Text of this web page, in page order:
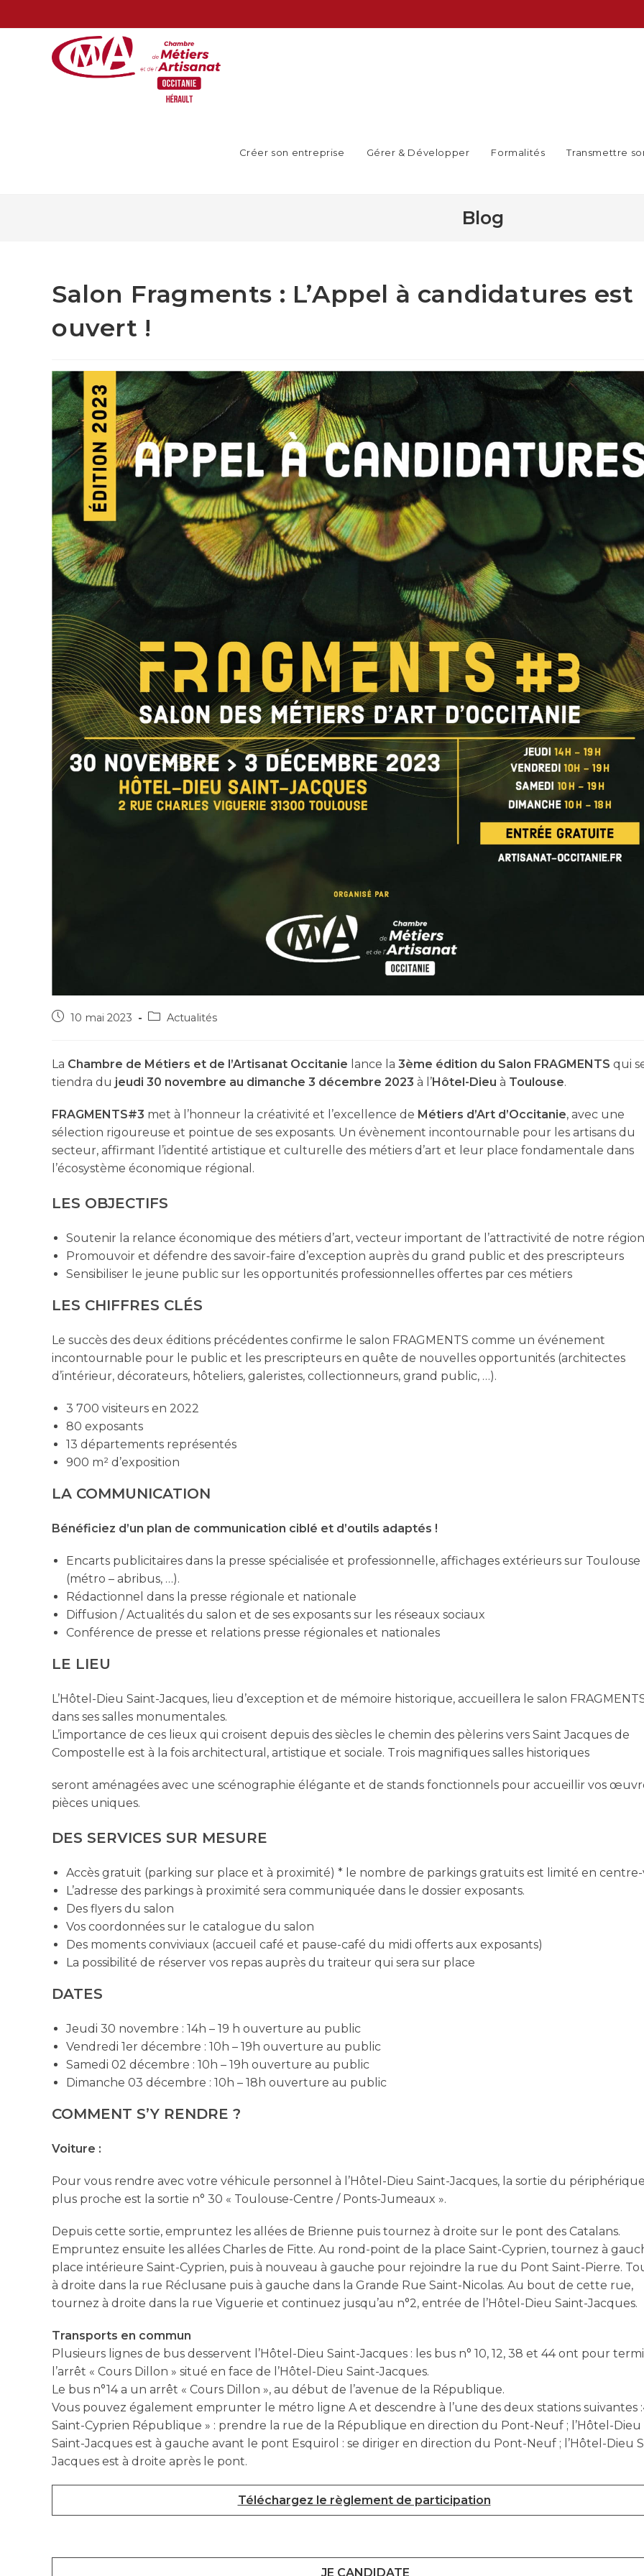
Créer son entreprise Gérer & Développer Formalités Transmettre
Blog
Salon Fragments : L’Appel à candidatures est
ouvert !
10 mai 2023 Actualités
La Chambre de Métiers et de l’Artisanat Occitanie lance la 3ème édition du Salon FRAGMENTS qui
tiendra du jeudi 30 novembre au dimanche 3 décembre 2023 à l’Hôtel-Dieu à Toulouse.
FRAGMENTS#3 met à l’honneur la créativité et l’excellence de Métiers d’Art d’Occitanie, avec une
sélection rigoureuse et pointue de ses exposants. Un évènement incontournable pour les artisans du
secteur, affirmant l’identité artistique et culturelle des métiers d’art et leur place fondamentale dans
l’écosystème économique régional.
LES OBJECTIFS
Soutenir la relance économique des métiers d’art, vecteur important de l’attractivité de notre région
Promouvoir et défendre des savoir-faire d’exception auprès du grand public et des prescripteurs
Sensibiliser le jeune public sur les opportunités professionnelles offertes par ces métiers
LES CHIFFRES CLÉS
Le succès des deux éditions précédentes confirme le salon FRAGMENTS comme un événement
incontournable pour le public et les prescripteurs en quête de nouvelles opportunités (architectes
d’intérieur, décorateurs, hôteliers, galeristes, collectionneurs, grand public, …).
3 700 visiteurs en 2022
80 exposants
13 départements représentés
900 m² d’exposition
LA COMMUNICATION
Bénéficiez d’un plan de communication ciblé et d’outils adaptés !
Encarts publicitaires dans la presse spécialisée et professionnelle, affichages extérieurs sur Toulouse
(métro – abribus, …).
Rédactionnel dans la presse régionale et nationale
Diffusion / Actualités du salon et de ses exposants sur les réseaux sociaux
Conférence de presse et relations presse régionales et nationales
LE LIEU
L’Hôtel-Dieu Saint-Jacques, lieu d’exception et de mémoire historique, accueillera le salon
dans ses salles monumentales.
L’importance de ces lieux qui croisent depuis des siècles le chemin des pèlerins vers Saint Jacques de
Compostelle est à la fois architectural, artistique et sociale. Trois magnifiques salles historiques
seront aménagées avec une scénographie élégante et de stands fonctionnels pour accueillir vos
pièces uniques.
DES SERVICES SUR MESURE
Accès gratuit (parking sur place et à proximité) * le nombre de parkings gratuits est limité en
L’adresse des parkings à proximité sera communiquée dans le dossier exposants.
Des flyers du salon
Vos coordonnées sur le catalogue du salon
Des moments conviviaux (accueil café et pause-café du midi offerts aux exposants)
La possibilité de réserver vos repas auprès du traiteur qui sera sur place
DATES
Jeudi 30 novembre : 14h – 19 h ouverture au public
Vendredi 1er décembre : 10h – 19h ouverture au public
Samedi 02 décembre : 10h – 19h ouverture au public
Dimanche 03 décembre : 10h – 18h ouverture au public
COMMENT S’Y RENDRE ?
Voiture :
Pour vous rendre avec votre véhicule personnel à l’Hôtel-Dieu Saint-Jacques, la sortie du
plus proche est la sortie n° 30 « Toulouse-Centre / Ponts-Jumeaux ».
Depuis cette sortie, empruntez les allées de Brienne puis tournez à droite sur le pont des Catalans.
Empruntez ensuite les allées Charles de Fitte. Au rond-point de la place Saint-Cyprien, tournez à
place intérieure Saint-Cyprien, puis à nouveau à gauche pour rejoindre la rue du Pont Saint-Pierre.
à droite dans la rue Réclusane puis à gauche dans la Grande Rue Saint-Nicolas. Au bout de cette rue,
tournez à droite dans la rue Viguerie et continuez jusqu’au n°2, entrée de l’Hôtel-Dieu Saint-Jacques.
Transports en commun
Plusieurs lignes de bus desservent l’Hôtel-Dieu Saint-Jacques : les bus n° 10, 12, 38 et 44 ont pour
l’arrêt « Cours Dillon » situé en face de l’Hôtel-Dieu Saint-Jacques.
Le bus n°14 a un arrêt « Cours Dillon », au début de l’avenue de la République.
Vous pouvez également emprunter le métro ligne A et descendre à l’une des deux stations suivantes
Saint-Cyprien République » : prendre la rue de la République en direction du Pont-Neuf ; l’Hôtel-Dieu
Saint-Jacques est à gauche avant le pont Esquirol : se diriger en direction du Pont-Neuf ; l’Hôtel-Dieu
Jacques est à droite après le pont.
Téléchargez le règlement de participation
JE CANDIDATE